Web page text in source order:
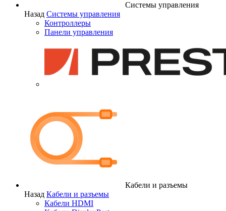
Системы управления
Назад Системы управления
Контроллеры
Панели управления
Кабели и разъемы
Назад Кабели и разъемы
Кабели HDMI